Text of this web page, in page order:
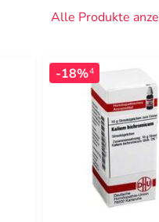
Alle Produkte
-18%4